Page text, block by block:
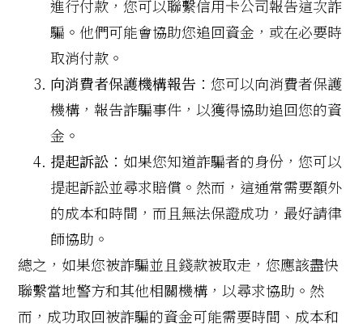
進行付款，您可以聯繫信用卡公司報告這次詐
騙。他們可能會協助您追回資金，或在必要時
取消付款。
向消費者保護機構報告 ：您可以向消費者保護
機構，報告詐騙事件，以獲得協助追回您的資
金。
提起訴訟 ：如果您知道詐騙者的身份，您可以
提起訴訟並尋求賠償。然而，這通常需要額外
的成本和時間，而且無法保證成功，最好請律
師協助。
總之，如果您被詐騙並且錢款被取走，您應該盡快
聯繫當地警方和其他相關機構，以尋求協助。然
而，成功取回被詐騙的資金可能需要時間、成本和